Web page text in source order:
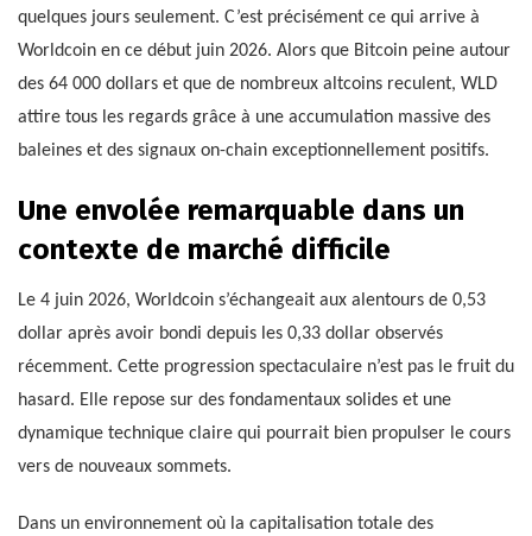
quelques jours seulement. C’est précisément ce qui arrive à
Worldcoin en ce début juin 2026. Alors que Bitcoin peine autour
des 64 000 dollars et que de nombreux altcoins reculent, WLD
attire tous les regards grâce à une accumulation massive des
baleines et des signaux on-chain exceptionnellement positifs.
Une envolée remarquable dans un
contexte de marché difficile
Le 4 juin 2026, Worldcoin s’échangeait aux alentours de 0,53
dollar après avoir bondi depuis les 0,33 dollar observés
récemment. Cette progression spectaculaire n’est pas le fruit du
hasard. Elle repose sur des fondamentaux solides et une
dynamique technique claire qui pourrait bien propulser le cours
vers de nouveaux sommets.
Dans un environnement où la capitalisation totale des